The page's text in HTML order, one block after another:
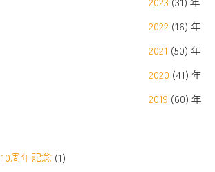
2022 (16) 年
2021 (50) 年
2020 (41) 年
2019 (60) 年
10周年記念 (1)